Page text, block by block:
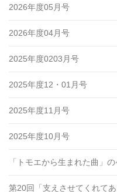
2026年度05月号
2026年度04月号
2025年度0203月号
2025年度12・01月号
2025年度11月号
2025年度10月号
「トモエから生まれた曲」
第20回「支えさせてくれてあ